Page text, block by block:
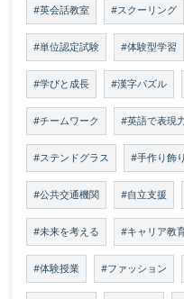
#英会話教室 #スクーリング
#単位認定試験 #体験型学習
#学びと成長 #漢字パズル
#チームワーク #英語で表現
#ステンドグラス #手作り飾り
#公共交通機関 #自立支援
#未来を考える #キャリア教
#体験授業 #ファッション